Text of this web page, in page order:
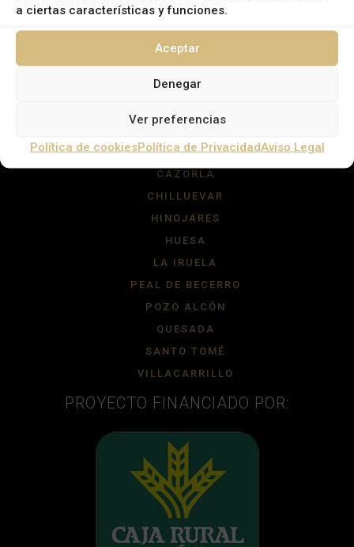
a ciertas características y funciones.
Aceptar
Denegar
Ver preferencias
Política de cookiesPolítica de PrivacidadAviso Legal
Aviso Legal
MUNICIPIOS
CAZORLA
CHILLUEVAR
HINOJARES
HUESA
LA IRUELA
PEAL DE BECERRO
POZO ALCÓN
QUESADA
SANTO TOMÉ
VILLACARRILLO
PROYECTO FINANCIADO POR: